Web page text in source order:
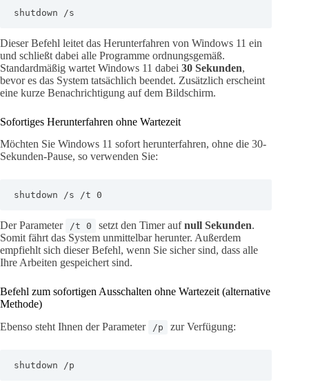
shutdown /s
Dieser Befehl leitet das Herunterfahren von Windows 11 ein
und schließt dabei alle Programme ordnungsgemäß.
Standardmäßig wartet Windows 11 dabei 30 Sekunden,
bevor es das System tatsächlich beendet. Zusätzlich erscheint
eine kurze Benachrichtigung auf dem Bildschirm.
Sofortiges Herunterfahren ohne Wartezeit
Möchten Sie Windows 11 sofort herunterfahren, ohne die 30-
Sekunden-Pause, so verwenden Sie:
shutdown /s /t 0
Der Parameter /t 0 setzt den Timer aufnull Sekunden.
Somit fährt das System unmittelbar herunter. Außerdem
empfiehlt sich dieser Befehl, wenn Sie sicher sind, dass alle
Ihre Arbeiten gespeichert sind.
Befehl zum sofortigen Ausschalten ohne Wartezeit (alternative
Methode)
Ebenso steht Ihnen der Parameter
/p zur Verfügung:
shutdown /p